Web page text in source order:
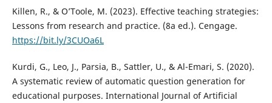
Killen, R., & O’Toole, M. (2023). Effective teaching strategies:
Lessons from research and practice. (8a ed.). Cengage.
https://bit.ly/3CUOa6L
Kurdi, G., Leo, J., Parsia, B., Sattler, U., & Al-Emari, S. (2020).
A systematic review of automatic question generation for
educational purposes. International Journal of Artificial